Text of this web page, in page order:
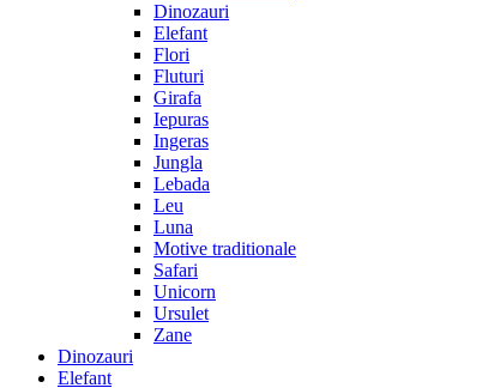
Dinozauri
Elefant
Flori
Fluturi
Girafa
Iepuras
Ingeras
Jungla
Lebada
Leu
Luna
Motive traditionale
Safari
Unicorn
Ursulet
Zane
Dinozauri
Elefant